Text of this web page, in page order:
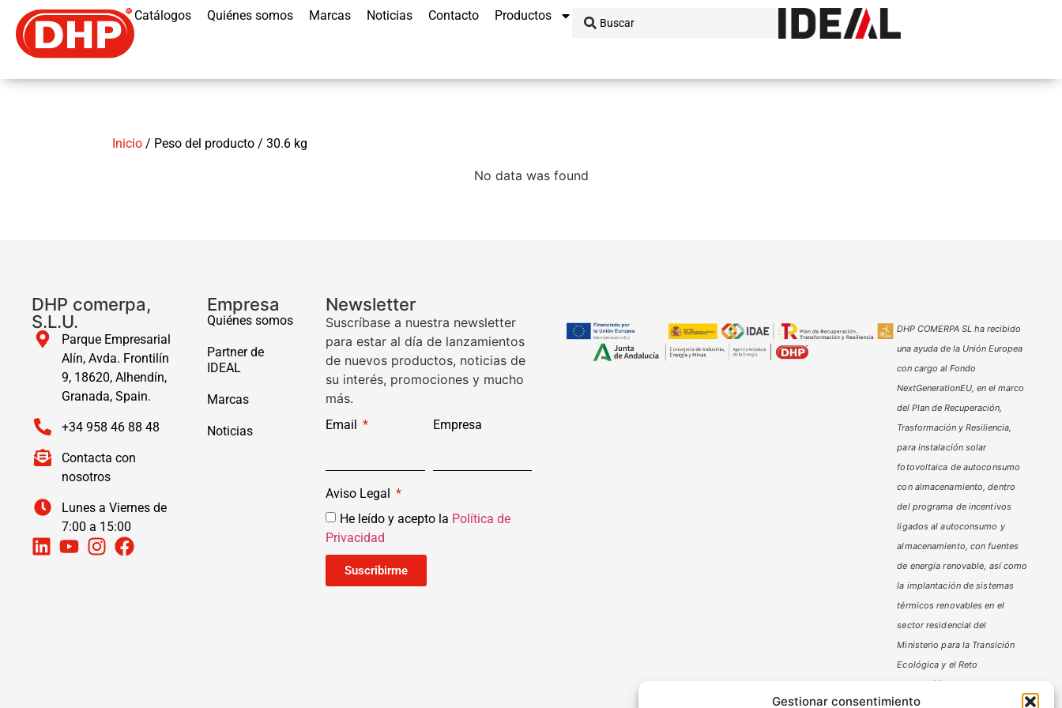
Gestionar consentimiento
Catálogos Quiénes somos Marcas Noticias Contacto Productos
Inicio / Peso del producto / 30.6 kg
No data was found
DHP comerpa,
S.L.U.
Parque Empresarial
Alín, Avda. Frontilín
9, 18620, Alhendín,
Granada, Spain.
+34 958 46 88 48
Contacta con
nosotros
Lunes a Viernes de
7:00 a 15:00
Empresa
Quiénes somos
Partner de
IDEAL
Marcas
Noticias
Newsletter
Suscríbase a nuestra newsletter
para estar al día de lanzamientos
de nuevos productos, noticias de
su interés, promociones y mucho
más.
Email Empresa
Aviso Legal
He leído y acepto la Política de
Privacidad
Suscribirme
DHP COMERPA SL ha recibido
una ayuda de la Unión Europea
con cargo al Fondo
NextGenerationEU, en el marco
del Plan de Recuperación,
Trasformación y Resiliencia,
para instalación solar
fotovoltaica de autoconsumo
con almacenamiento, dentro
del programa de incentivos
ligados al autoconsumo y
almacenamiento, con fuentes
de energía renovable, así como
la implantación de sistemas
térmicos renovables en el
sector residencial del
Ministerio para la Transición
Ecológica y el Reto
Demográfico,
gestionado por
la Junta de Andalucía, a través